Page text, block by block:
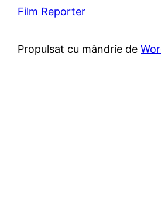
Film Reporter
Propulsat cu mândrie de